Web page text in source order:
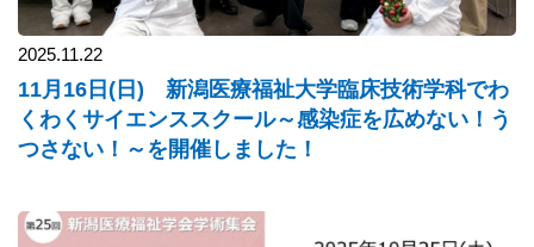
2025.11.22
11月16日(日) 新潟医療福祉大学臨床技術学科でわ
くわくサイエンススクール～感染症を広めない！う
つさない！～を開催しました！